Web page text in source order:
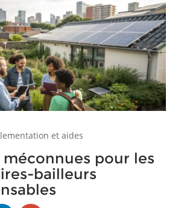
Réglementation et aides
pour les propriétaires-bailleurs
écoresponsables
et aides
méconnues pour les
bailleurs